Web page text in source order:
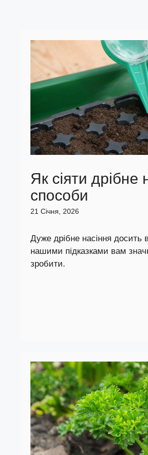
Як сіяти дрібне
способи
21 Січня, 2026
Дуже дрібне насіння досить
нашими підказками вам
зробити.